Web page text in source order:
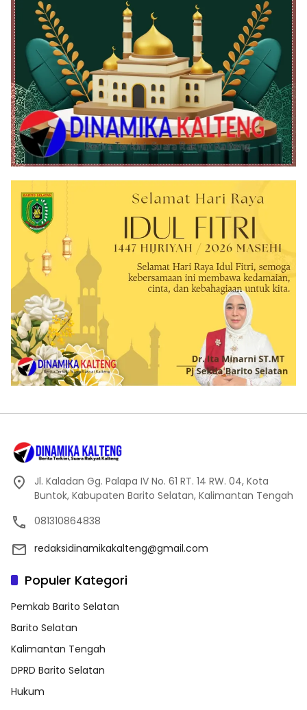
Jl. Kaladan Gg. Palapa IV No. 61 RT. 14 RW. 04, Kota
Buntok, Kabupaten Barito Selatan, Kalimantan Tengah
081310864838
redaksidinamikakalteng@gmail.com
Populer Kategori
Pemkab Barito Selatan
Barito Selatan
Kalimantan Tengah
DPRD Barito Selatan
Hukum